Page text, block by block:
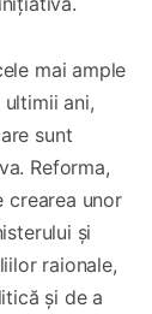
mai ample
ani,
sunt
Reforma,
crearea unor
și
raionale,
și de a